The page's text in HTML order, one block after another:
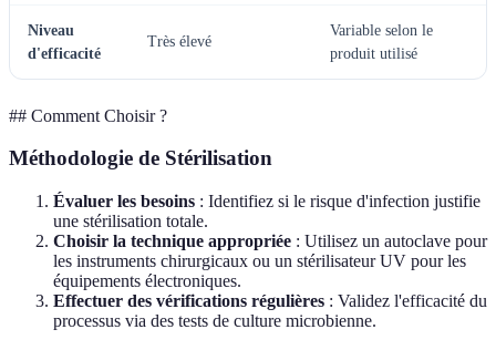
Niveau
d'efficacité
Très élevé
Variable selon le
produit utilisé
## Comment Choisir ?
Méthodologie de Stérilisation
Évaluer les besoins : Identifiez si le risque d'infection justifie
une stérilisation totale.
Choisir la technique appropriée : Utilisez un autoclave pour
les instruments chirurgicaux ou un stérilisateur UV pour les
équipements électroniques.
Effectuer des vérifications régulières : Validez l'efficacité du
processus via des tests de culture microbienne.